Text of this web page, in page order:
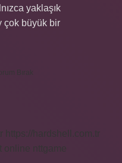
yaklaşık
çok büyük bir
Bırak
https://hardshell.com.tr
online
nttgame